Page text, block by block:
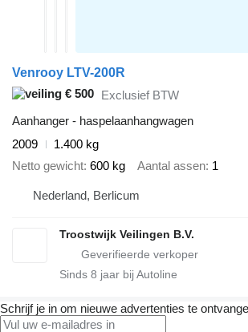
Venrooy LTV-200R
€ 500 Exclusief BTW
Aanhanger - haspelaanhangwagen
2009
1.400 kg
Netto gewicht 600 kg Aantal assen 1
Nederland, Berlicum
Troostwijk Veilingen B.V.
Sinds 8 jaar bij Autoline
Schrijf je in om nieuwe advertenties te